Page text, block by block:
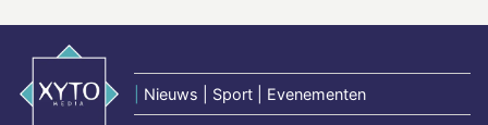
Nieuws | Sport | Evenementen